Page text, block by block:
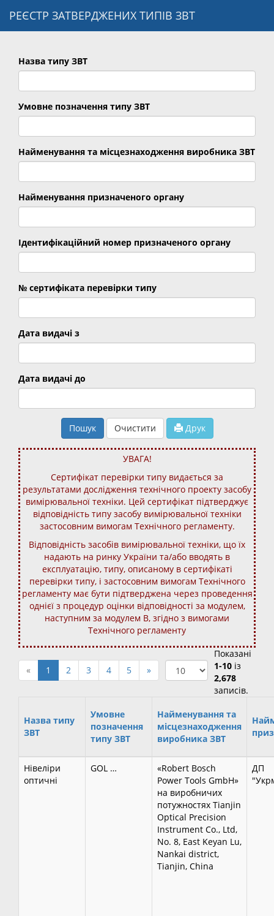
РЕЄСТР ЗАТВЕРДЖЕНИХ ТИПІВ ЗВТ
Назва типу ЗВТ
Умовне позначення типу ЗВТ
Найменування та місцезнаходження виробника ЗВТ
Найменування призначеного органу
Ідентифікаційний номер призначеного органу
№ сертифіката перевірки типу
Дата видачі з
Дата видачі до
Пошук Очистити Друк
УВАГА!
Сертифікат перевірки типу видається за
результатами дослідження технічного проекту засобу
вимірювальної техніки. Цей сертифікат підтверджує
відповідність типу засобу вимірювальної техніки
застосовним вимогам Технічного регламенту.
Відповідність засобів вимірювальної техніки, що їх
надають на ринку України та/або вводять в
експлуатацію, типу, описаному в сертифікаті
перевірки типу, і застосовним вимогам Технічного
регламенту має бути підтверджена через проведення
однієї з процедур оцінки відповідності за модулем,
наступним за модулем В, згідно з вимогами
Технічного регламенту
« 1 2 3 4 5 »
Показані
1-10 із
2,678
записів.
Назва типу
ЗВТ
Умовне
позначення
типу ЗВТ
Найменування та
місцезнаходження
виробника ЗВТ
Нівеліри
оптичні
GOL …
«Robert Bosch
Power Tools GmbH»
на виробничих
потужностях Tianjin
Optical Precision
Instrument Co., Ltd,
No. 8, East Keyan Lu,
Nankai district,
Tianjin, China
ДП